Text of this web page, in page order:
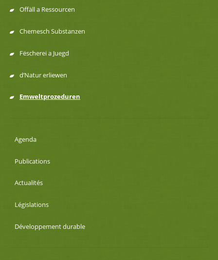
Offäll a Ressourcen
Chemesch Substanzen
Fëscherei a Juegd
d’Natur erliewen
Emweltprozeduren
Agenda
Publications
Actualités
Législations
Développement durable